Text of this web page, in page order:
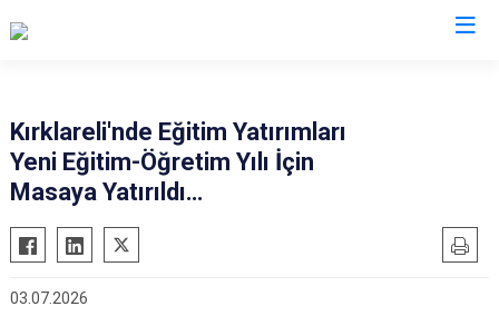
Kırklareli'nde Eğitim Yatırımları
Yeni Eğitim-Öğretim Yılı İçin
Masaya Yatırıldı…
03.07.2026